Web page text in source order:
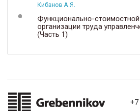
Кибанов А.Я.
Функционально-стоимостной
организации труда
(Часть 1)
+7